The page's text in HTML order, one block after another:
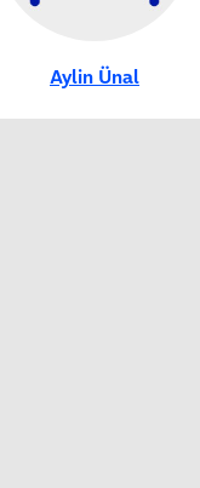
Aylin Ünal